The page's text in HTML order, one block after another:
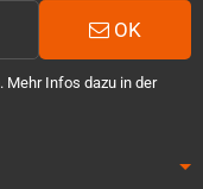
OK
Mehr Infos dazu in der